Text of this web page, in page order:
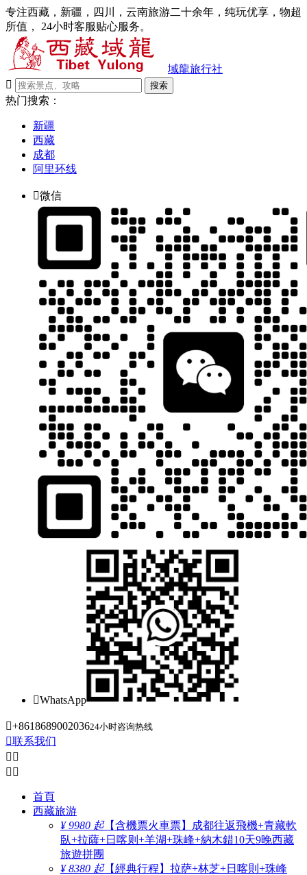
专注西藏，新疆，四川，云南旅游二十余年，纯玩优享，物超
所值， 24小时客服贴心服务。
域龍旅行社

搜索
热门搜索：
新疆
西藏
成都
阿里环线
微信
WhatsApp
+861868900203624小时咨询热线
联系我们
 
 
首頁
西藏旅游
¥ 9980 起【含機票火車票】成都往返飛機+青藏軟
臥+拉薩+日喀则+羊湖+珠峰+納木錯10天9晚西藏
旅遊拼團
¥ 8380 起【經典行程】拉萨+林芝+日喀則+珠峰